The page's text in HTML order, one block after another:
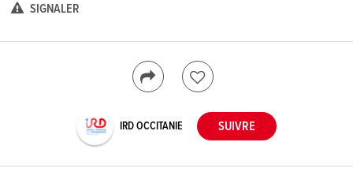
SIGNALER
IRD OCCITANIE